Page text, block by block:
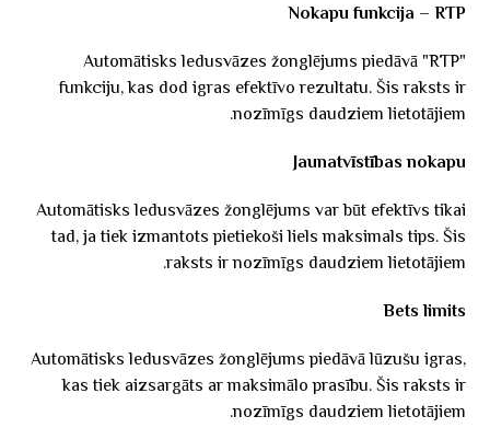
Nokapu funkcija – RTP
Automātisks ledusvāzes žonglējums piedāvā "RTP"
funkciju, kas dod igras efektīvo rezultatu. Šis raksts ir
nozīmīgs daudziem lietotājiem.
Jaunatvīstības nokapu
Automātisks ledusvāzes žonglējums var būt efektīvs tikai
tad, ja tiek izmantots pietiekoši liels maksimals tips. Šis
raksts ir nozīmīgs daudziem lietotājiem.
Bets limits
Automātisks ledusvāzes žonglējums piedāvā lūzušu igras,
kas tiek aizsargāts ar maksimālo prasību. Šis raksts ir
nozīmīgs daudziem lietotājiem.